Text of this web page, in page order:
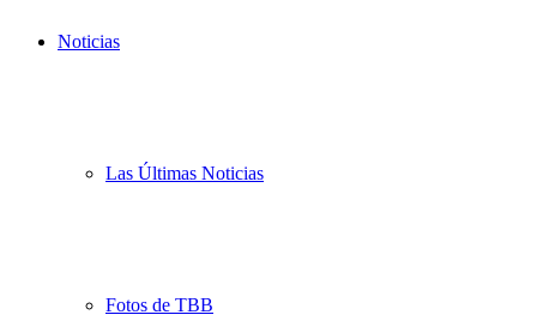
Noticias
Las Últimas Noticias
Fotos de TBB